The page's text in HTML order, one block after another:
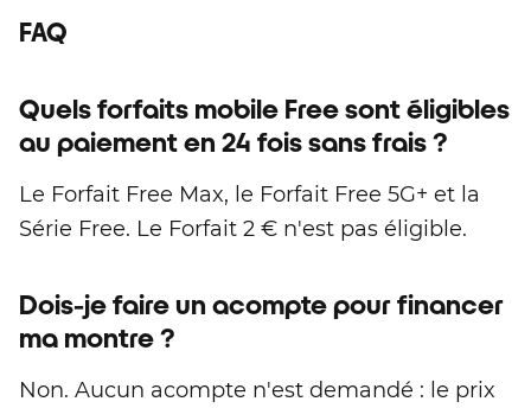
FAQ
Quels forfaits mobile Free sont éligibles
au paiement en 24 fois sans frais ?
Le Forfait Free Max, le Forfait Free 5G+ et la
Série Free. Le Forfait 2 € n'est pas éligible.
Dois-je faire un acompte pour financer
ma montre ?
Non. Aucun acompte n'est demandé : le prix